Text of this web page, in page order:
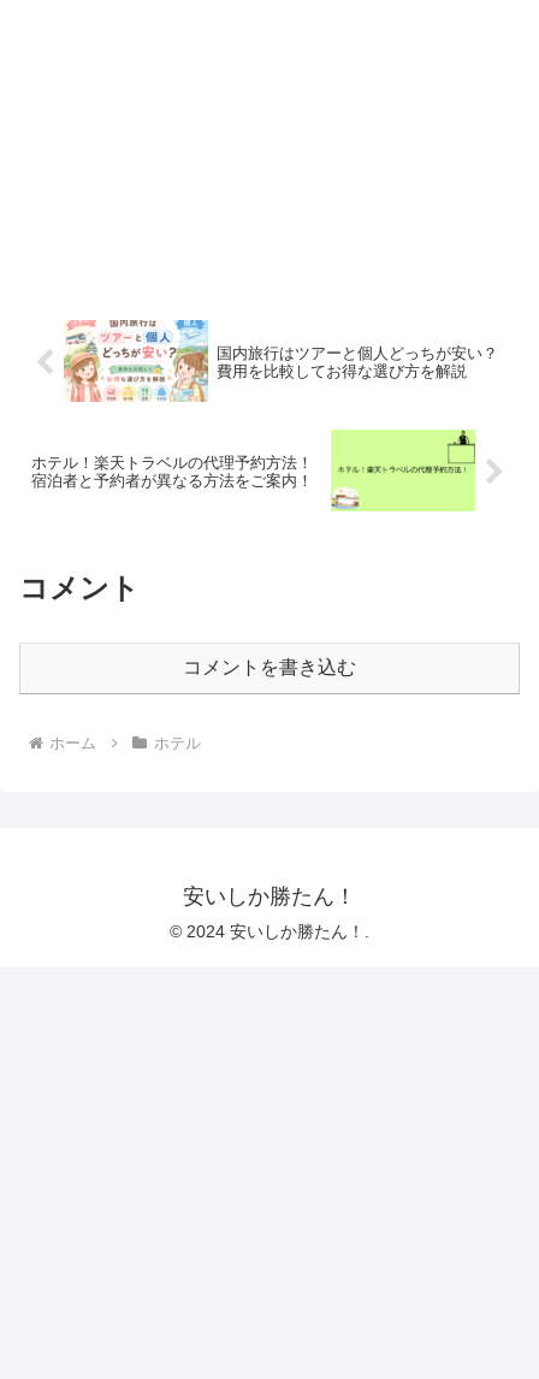
国内旅行はツアーと個人どっちが安い？
費用を比較してお得な選び方を解説
ホテル！楽天トラベルの代理予約方法！
宿泊者と予約者が異なる方法をご案内！
コメント
コメントを書き込む
ホーム ホテル
安いしか勝たん！
© 2024 安いしか勝たん！.